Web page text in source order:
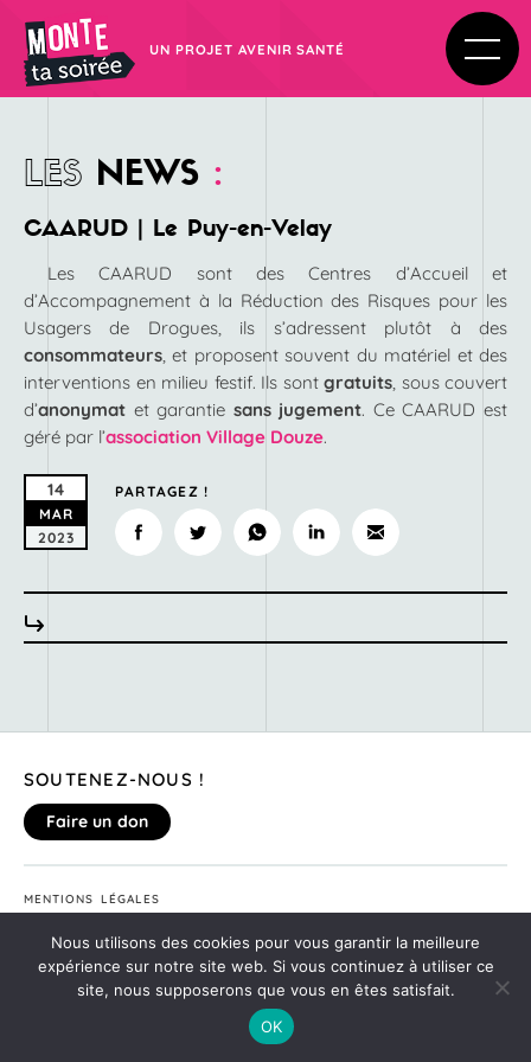
UN PROJET AVENIR SANTÉ
LES NEWS :
CAARUD | Le Puy-en-Velay
Les CAARUD sont des Centres d’Accueil et
d’Accompagnement à la Réduction des Risques pour les
Usagers de Drogues, ils s’adressent plutôt à des
consommateurs, et proposent souvent du matériel et des
interventions en milieu festif. Ils sont gratuits, sous couvert
d’anonymat et garantie sans jugement. Ce CAARUD est
géré par l’association Village Douze.
14
MAR
2023
PARTAGEZ !
SOUTENEZ-NOUS !
Faire un don
MENTIONS LÉGALES
©2020
MONTE TA SOIRÉE
Nous utilisons des cookies pour vous garantir la meilleure
expérience sur notre site web. Si vous continuez à utiliser ce
site, nous supposerons que vous en êtes satisfait.
OK